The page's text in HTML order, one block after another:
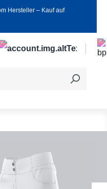
Hersteller ‒ Kauf auf